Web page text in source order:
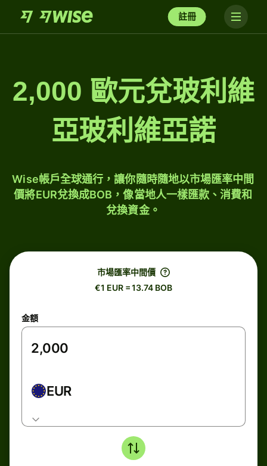
註冊
2,000 歐元兌玻利維
亞玻利維亞諾
Wise帳戶全球通行，讓你隨時隨地以市場匯率中間
價將EUR兌換成BOB，像當地人一樣匯款、消費和
兌換資金。
市場匯率中間價
€1 EUR = 13.74 BOB
金額
EUR